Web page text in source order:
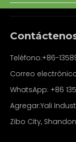
Teléfono:+86-
Correo
WhatsApp: +86
Agregar:Yali
Zibo City,